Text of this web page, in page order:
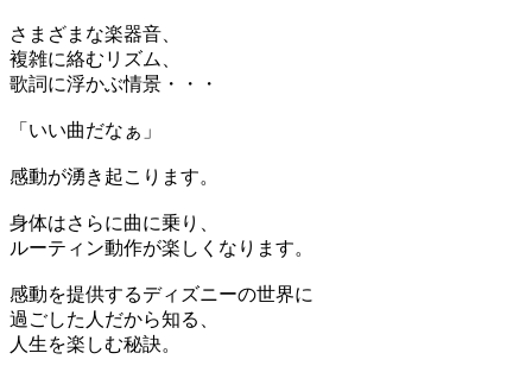
さまざまな楽器音、
複雑に絡むリズム、
歌詞に浮かぶ情景・・・
「いい曲だなぁ」
感動が湧き起こります。
身体はさらに曲に乗り、
ルーティン動作が楽しくなります。
感動を提供するディズニーの世界に
過ごした人だから知る、
人生を楽しむ秘訣。